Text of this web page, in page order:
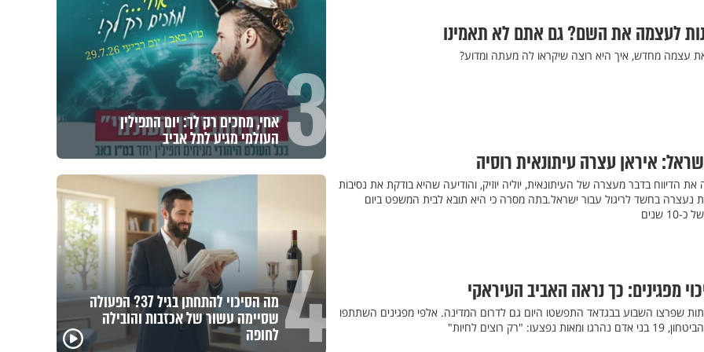
לעצמה את השם? גם אתם לא תאמינו
עצמה מחדש, איך היא רוצה שיקראו לה מעתה ומדוע?
איראן עצרה עיתונאית רוסיה
הדיווח בדבר מעצרה של העיתונאית, יוליה יוזיק, והודיעה שהיא בודקת את נסיבות
נעצרה בחשד לריגול עבור ישראל.בתה מסרה כי היא תובא לבית המשפט ביום
שנים
מפגינים: כך נראה האביב העיראקי
שפרצו השבוע בבגדאד התפשטו היום גם לדרום המדינה. אלפי מפגינים השתתפו
"רק רוצים לחיות"
3 אחי, מחכים רק לך: יום התפילין
העולמי מגיע לתל אביב
4 מה הסיכוי להתחתן בגיל 37? הפעולה
שסיימה עשור של אכזבות והובילה
לחופה